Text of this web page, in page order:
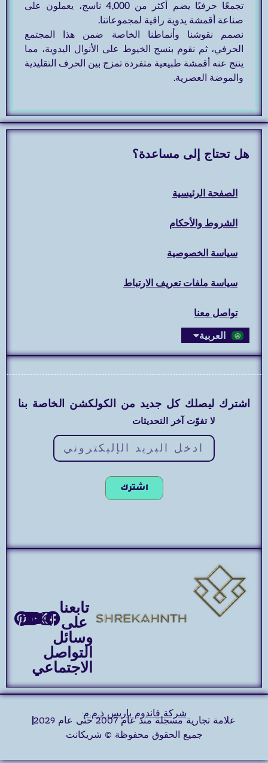
تجمعًا حرفيًا يضم أكثر من 4,000 ناسج، يعملون على
صناعة أقمشة يدوية راقية لمجموعاتنا.
نصمم نقوشنا وأنماطنا الخاصة ضمن هذا المجتمع
الحرفي، ثم نقوم بنسج الخيوط على الأنوال اليدوية، مما
ينتج عنه أقمشة طبيعية متفردة تمزج بين الحرف التقليدية
والموضة العصرية.
هل تحتاج إلى مساعدة؟
الصفحة الرئيسية
الشروط والأحكام
سياسة الخصوصية
سياسة ملفات تعريف الارتباط
تواصل معنا
العربية
English
اشترك ليصلك كل جديد من الكولكشن الخاصة بنا
لا تفوّت آخر التحديثات
اشترك
تابعنا
على
وسائل
التواصل
الاجتماعي
شركة فاندوم باريس ذ.م.م
علامة تجارية مسجلة منذ عام 2007 حتى عام 2029
جميع الحقوق محفوظة © شريكانت